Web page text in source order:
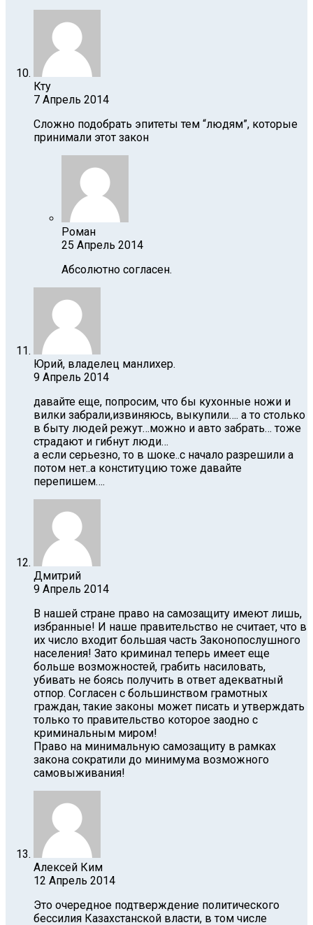
Кту
7 Апрель 2014
Сложно подобрать эпитеты тем “людям”, которые
принимали этот закон
Роман
25 Апрель 2014
Абсолютно согласен.
Юрий, владелец манлихер.
9 Апрель 2014
давайте еще, попросим, что бы кухонные ножи и
вилки забрали,извиняюсь, выкупили…. а то столько
в быту людей режут…можно и авто забрать… тоже
страдают и гибнут люди…
а если серьезно, то в шоке..с начало разрешили а
потом нет..а конституцию тоже давайте
перепишем….
Дмитрий
9 Апрель 2014
В нашей стране право на самозащиту имеют лишь,
избранные! И наше правительство не считает, что в
их число входит большая часть Законопослушного
населения! Зато криминал теперь имеет еще
больше возможностей, грабить насиловать,
убивать не боясь получить в ответ адекватный
отпор. Согласен с большинством грамотных
граждан, такие законы может писать и утверждать
только то правительство которое заодно с
криминальным миром!
Право на минимальную самозащиту в рамках
закона сократили до минимума возможного
самовыживания!
Алексей Ким
12 Апрель 2014
Это очередное подтверждение политического
бессилия Казахстанской власти, в том числе